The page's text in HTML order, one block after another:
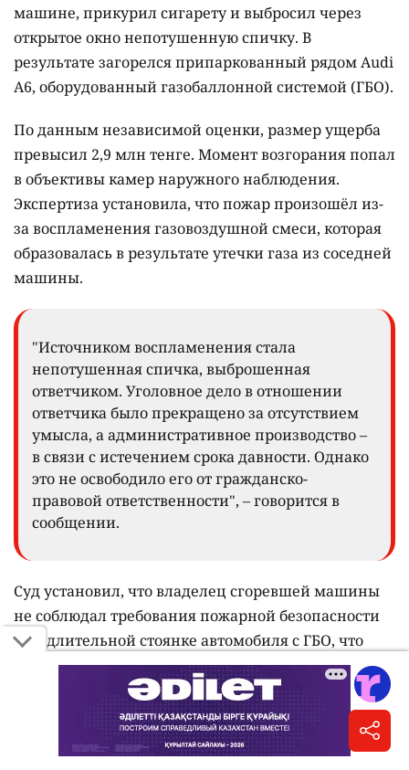
машине, прикурил сигарету и выбросил через
открытое окно непотушенную спичку. В
результате загорелся припаркованный рядом Audi
A6, оборудованный газобаллонной системой (ГБО).
По данным независимой оценки, размер ущерба
превысил 2,9 млн тенге. Момент возгорания попал
в объективы камер наружного наблюдения.
Экспертиза установила, что пожар произошёл из-
за воспламенения газовоздушной смеси, которая
образовалась в результате утечки газа из соседней
машины.
"Источником воспламенения стала
непотушенная спичка, выброшенная
ответчиком. Уголовное дело в отношении
ответчика было прекращено за отсутствием
умысла, а административное производство –
в связи с истечением срока давности. Однако
это не освободило его от гражданско-
правовой ответственности", – говорится в
сообщении.
Суд установил, что владелец сгоревшей машины
не соблюдал требования пожарной безопасности
при длительной стоянке автомобиля с ГБО, что
привело к утечке газа. Суд пришёл к выводу, что
пожар произошёл из-за неосторожных действий
одного автовладельца и нарушения правил
эксплуатации машины другим. С владельца,